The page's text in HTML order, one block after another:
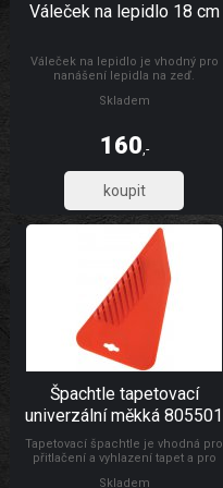
Váleček na lepidlo 18 cm
Váleček na lepidlo je vhodný pro
nanášení lepidla na zeď.
Skladem
160,-
132,23
Špachtle tapetovací
univerzální měkká 805501
Tapetovací špachtle je vhodná pro
přitlačení a vyhlazení tapet a pro
Skladem